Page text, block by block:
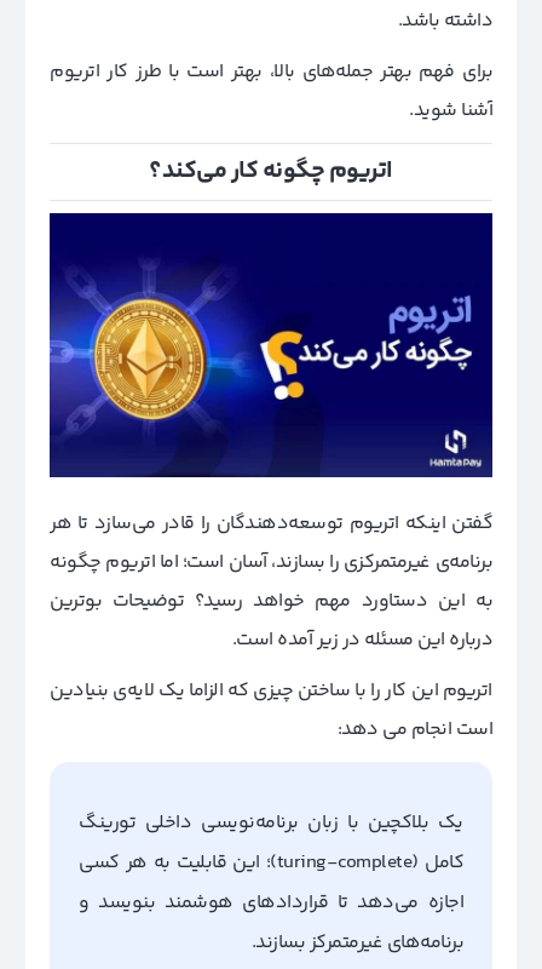
داشته باشد.
برای فهم بهتر جمله‌های بالا، بهتر است با طرز کار اتریوم
آشنا شوید.
اتریوم چگونه کار می‌کند؟
گفتن اینکه اتریوم توسعه‌دهندگان را قادر می‌سازد تا هر
برنامه‌ی غیرمتمرکزی را بسازند، آسان است؛ اما اتریوم چگونه
به این دستاورد مهم خواهد رسید؟ توضیحات بوترین
درباره این مسئله در زیر آمده است.
اتریوم این کار را با ساختن چیزی که الزاما یک لایه‌ی بنیادین
است انجام می دهد:
یک بلاکچین با زبان برنامه‌نویسی داخلی تورینگ
کامل (turing-complete)؛ این قابلیت به هر کسی
اجازه می‌دهد تا قراردادهای هوشمند بنویسد و
برنامه‌های غیرمتمرکز بسازند.